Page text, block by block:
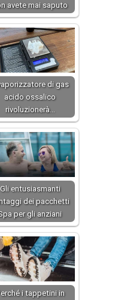
avete mai saputo
di gas
acido ossalico
rivoluzionerà…
Gli entusiasmanti
dei pacchetti
per gli anziani
i tappetini in